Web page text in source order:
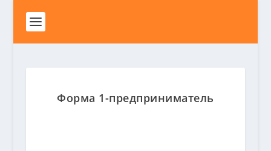
Форма 1-предприниматель